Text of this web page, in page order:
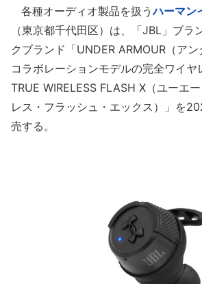
各種オーディオ製品を扱うハーマン
（東京都千代田区）は、「JBL」ブラ
クブランド「UNDER ARMOUR（アン
コラボレーションモデルの完全ワイ
TRUE WIRELESS FLASH X（ユーエ
レス・フラッシュ・エックス）」を
売する。